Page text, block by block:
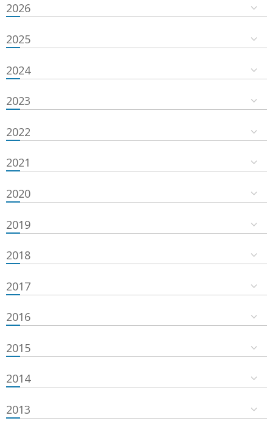
2026
2025
2024
2023
2022
2021
2020
2019
2018
2017
2016
2015
2014
2013